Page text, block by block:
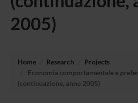
2005)
Home Research
Projects
Economia comportamentale e
(continuazione, anno 2005)